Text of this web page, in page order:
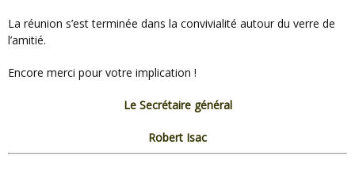
La réunion s’est terminée dans la convivialité autour du verre de
l’amitié.
Encore merci pour votre implication !
Le Secrétaire général
Robert Isac